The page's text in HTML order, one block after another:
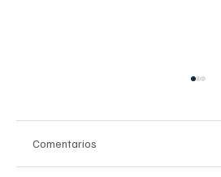
Comentarios